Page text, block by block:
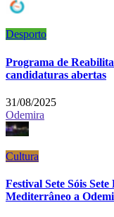
Desporto
Programa de
candidaturas abertas
31/08/2025
Odemira
Cultura
Festival Sete Sóis
Mediterrâneo a